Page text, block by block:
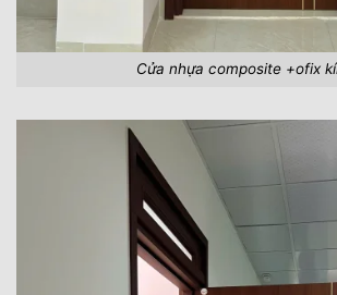
Cửa nhựa composite +ofix